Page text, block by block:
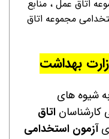
اتاق عمل ، منابع
مجموعه اتاق
بهداشت
شیوه های
کارشناسان اتاق
آزمون استخدامی